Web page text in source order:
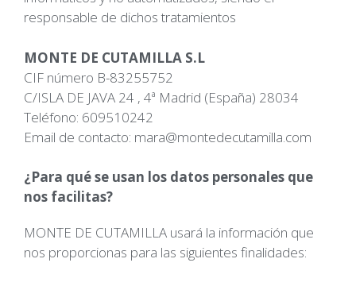
responsable de dichos tratamientos
MONTE DE CUTAMILLA S.L
CIF número B-83255752
C/ISLA DE JAVA 24 , 4ª Madrid (España) 28034
Teléfono: 609510242
Email de contacto: mara@montedecutamilla.com
¿Para qué se usan los datos personales que
nos facilitas?
MONTE DE CUTAMILLA usará la información que
nos proporcionas para las siguientes finalidades: